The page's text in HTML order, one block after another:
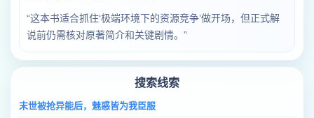
“这本书适合抓住‘极端环境下的资源竞争’做开场，但正式解
说前仍需核对原著简介和关键剧情。”
搜索线索
末世被抢异能后，魅惑皆为我臣服